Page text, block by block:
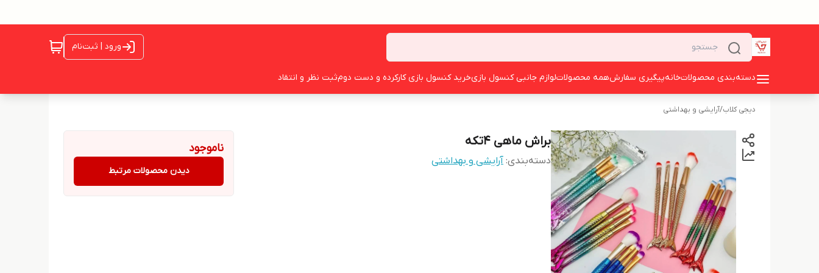
ورود | ثبت‌نام
دسته‌بندی محصولاتخانهپیگیری سفارشهمه محصولاتلوازم جانبی کنسول بازیخرید کنسول بازی کارکرده و دست دومثبت نظر و انتقاد
دیجی کلاب/آرایشی و بهداشتی
براش ماهی ۴تکه
دسته‌بندی: آرایشی و بهداشتی
ناموجود
دیدن محصولات مرتبط